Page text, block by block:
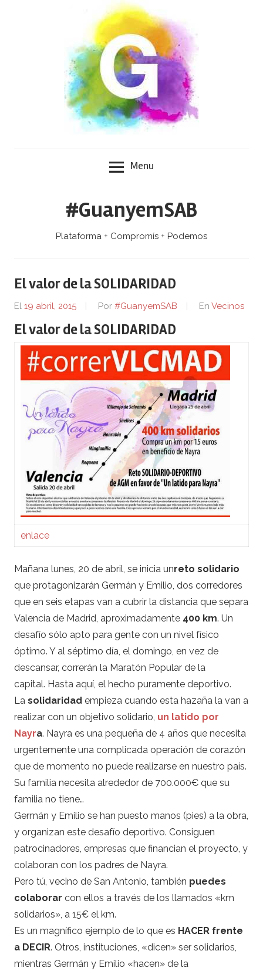
Menu
#GuanyemSAB
Plataforma + Compromís + Podemos
El valor de la SOLIDARIDAD
El 19 abril, 2015 Por #GuanyemSAB En Vecinos
El valor de la SOLIDARIDAD
enlace
Mañana lunes, 20 de abril, se inicia unreto solidario
que protagonizarán Germán y Emilio, dos corredores
que en seis etapas van a cubrir la distancia que separa
Valencia de Madrid, aproximadamente 400 km. Un
desafío sólo apto para gente con un nivel físico
óptimo. Y al séptimo día, el domingo, en vez de
descansar, correrán la Maratón Popular de la
capital. Hasta aquí, el hecho puramente deportivo.
La solidaridad empieza cuando esta hazaña la van a
realizar con un objetivo solidario, un latido por
Nayra. Nayra es una pequeña de 4 años que necesita
urgentemente una complicada operación de corazón
que de momento no puede realizarse en nuestro país.
Su familia necesita alrededor de 700.000€ que su
familia no tiene…
Germán y Emilio se han puesto manos (pies) a la obra,
y organizan este desafío deportivo. Consiguen
patrocinadores, empresas que financian el proyecto, y
colaboran con los padres de Nayra.
Pero tú, vecino de San Antonio, también puedes
colaborar con ellos a través de los llamados «km
solidarios», a 15€ el km.
Es un magnífico ejemplo de lo que es HACER frente
a DECIR. Otros, instituciones, «dicen» ser solidarios,
mientras Germán y Emilio «hacen» de la